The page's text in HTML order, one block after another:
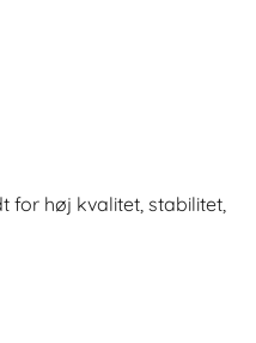
for høj kvalitet, stabilitet,